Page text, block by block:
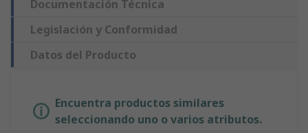
Documentación Técnica
Legislación y Conformidad
Datos del Producto
Encuentra productos similares
seleccionando uno o varios atributos.